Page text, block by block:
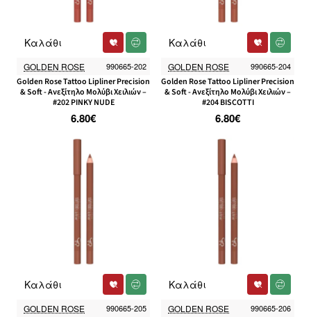
GOLDEN ROSE 990665-202
Golden Rose Tattoo Lipliner Precision
& Soft - Ανεξίτηλο Μολύβι Χειλιών –
#202 PINKY NUDE
6.80€
Καλάθι
GOLDEN ROSE 990665-204
Golden Rose Tattoo Lipliner Precision
& Soft - Ανεξίτηλο Μολύβι Χειλιών –
#204 BISCOTTI
6.80€
Καλάθι
GOLDEN ROSE 990665-205
Καλάθι
GOLDEN ROSE 990665-206
Καλάθι